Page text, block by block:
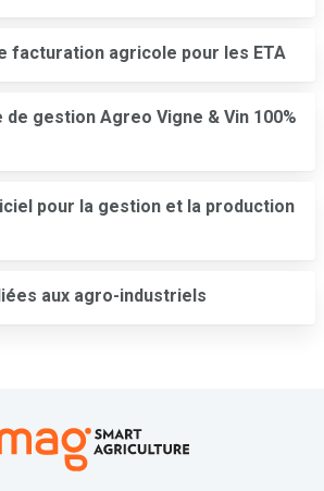
facturation agricole pour les ETA
gestion Agreo Vigne & Vin 100%
pour la gestion et la production
aux agro-industriels